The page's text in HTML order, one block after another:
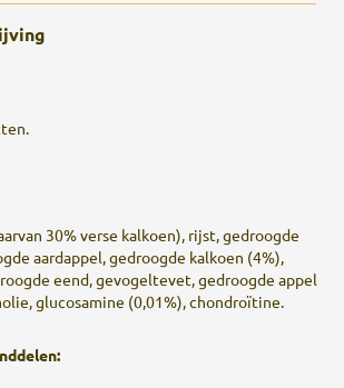
30% verse kalkoen), rijst, gedroogde
aardappel, gedroogde kalkoen (4%),
eend, gevogeltevet, gedroogde appel
glucosamine (0,01%), chondroïtine.